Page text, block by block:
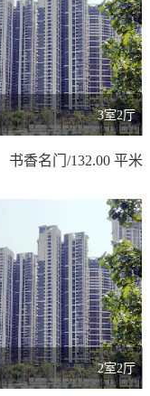
3室2厅
书香名门/132.00 平米
2室2厅